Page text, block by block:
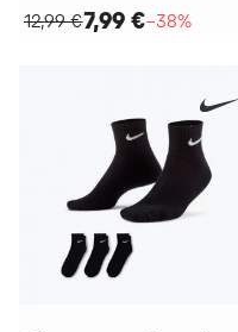
12,99 €7,99 €−38%